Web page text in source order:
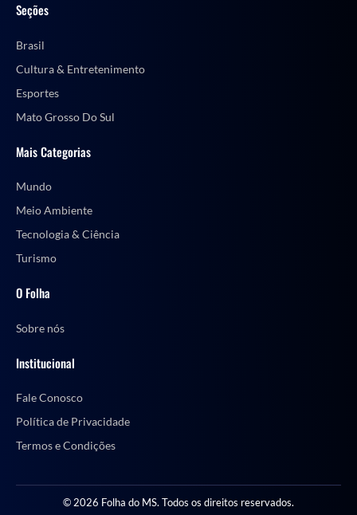
Seções
Brasil
Cultura & Entretenimento
Esportes
Mato Grosso Do Sul
Mais Categorias
Mundo
Meio Ambiente
Tecnologia & Ciência
Turismo
O Folha
Sobre nós
Institucional
Fale Conosco
Política de Privacidade
Termos e Condições
© 2026 Folha do MS. Todos os direitos reservados.